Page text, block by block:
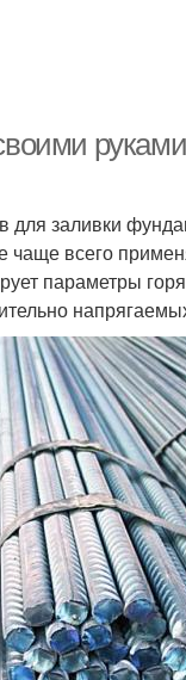
заливки
всего
параметры